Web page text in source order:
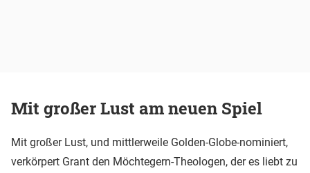
Mit großer Lust am neuen Spiel
Mit großer Lust, und mittlerweile Golden-Globe-nominiert,
verkörpert Grant den Möchtegern-Theologen, der es liebt zu